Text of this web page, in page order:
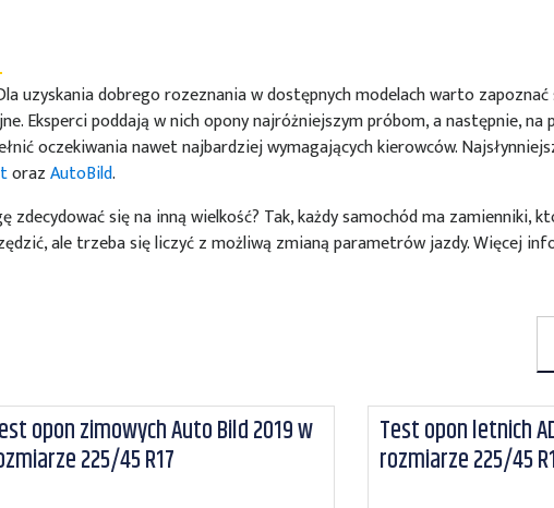
uzyskania dobrego rozeznania w dostępnych modelach warto
Eksperci poddają w nich opony najróżniejszym próbom, a następnie, na
oczekiwania nawet najbardziej wymagających kierowców.
orazAutoBild.
się na inną wielkość? Tak, każdy samochód ma zamienniki,
ale trzeba się liczyć z możliwą zmianą parametrów jazdy. Więcej
opon zimowych Auto Bild 2019 w
225/45 R17
Test opon letnich
rozmiarze 225/45